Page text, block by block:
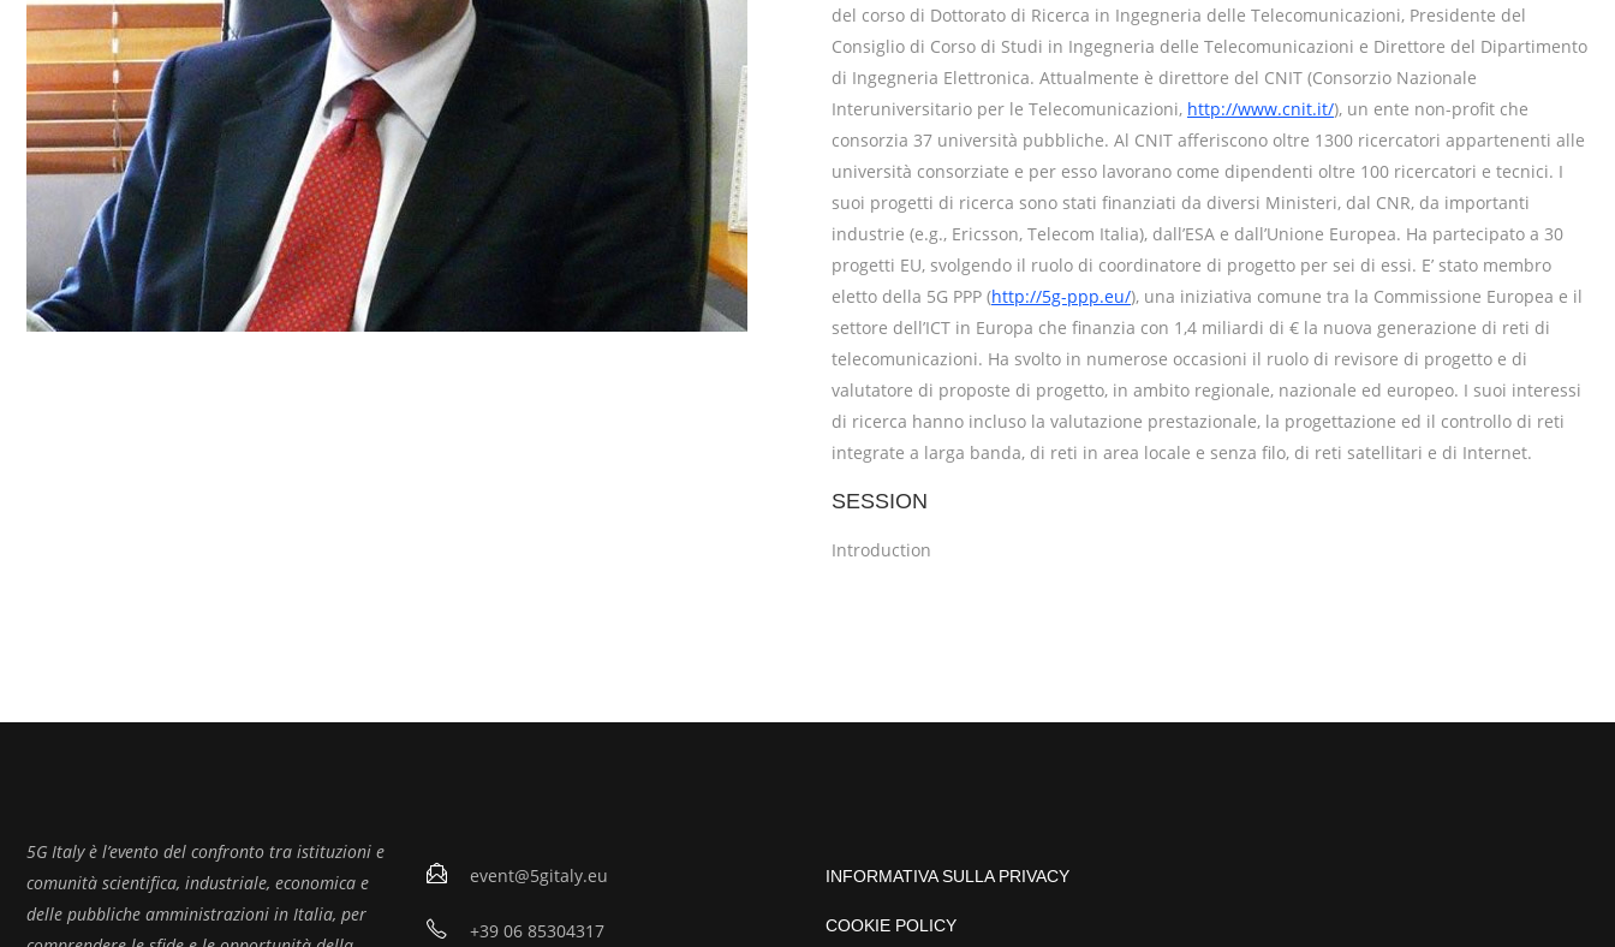
del corso di Dottorato di Ricerca in Ingegneria delle Telecomunicazioni, Presidente del
Consiglio di Corso di Studi in Ingegneria delle Telecomunicazioni e Direttore del Dipartimento
di Ingegneria Elettronica. Attualmente è direttore del CNIT (Consorzio Nazionale
Interuniversitario per le Telecomunicazioni, http://www.cnit.it/), un ente non-profit che
consorzia 37 università pubbliche. Al CNIT afferiscono oltre 1300 ricercatori appartenenti alle
università consorziate e per esso lavorano come dipendenti oltre 100 ricercatori e tecnici. I
suoi progetti di ricerca sono stati finanziati da diversi Ministeri, dal CNR, da importanti
industrie (e.g., Ericsson, Telecom Italia), dall’ESA e dall’Unione Europea. Ha partecipato a 30
progetti EU, svolgendo il ruolo di coordinatore di progetto per sei di essi. E’ stato membro
eletto della 5G PPP (http://5g-ppp.eu/), una iniziativa comune tra la Commissione Europea e il
settore dell’ICT in Europa che finanzia con 1,4 miliardi di € la nuova generazione di reti di
telecomunicazioni. Ha svolto in numerose occasioni il ruolo di revisore di progetto e di
valutatore di proposte di progetto, in ambito regionale, nazionale ed europeo. I suoi interessi
di ricerca hanno incluso la valutazione prestazionale, la progettazione ed il controllo di reti
integrate a larga banda, di reti in area locale e senza filo, di reti satellitari e di Internet.
SESSION
Introduction
5G Italy è l’evento del confronto tra istituzioni e
comunità scientifica, industriale, economica e
delle pubbliche amministrazioni in Italia, per
event@5gitaly.eu
+39 06 85304317
INFORMATIVA SULLA PRIVACY
COOKIE POLICY